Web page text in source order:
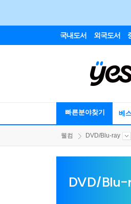
국내도서 외국도서
빠른분야찾기 베
웰컴 DVD/Blu-ray
DVD/Blu-